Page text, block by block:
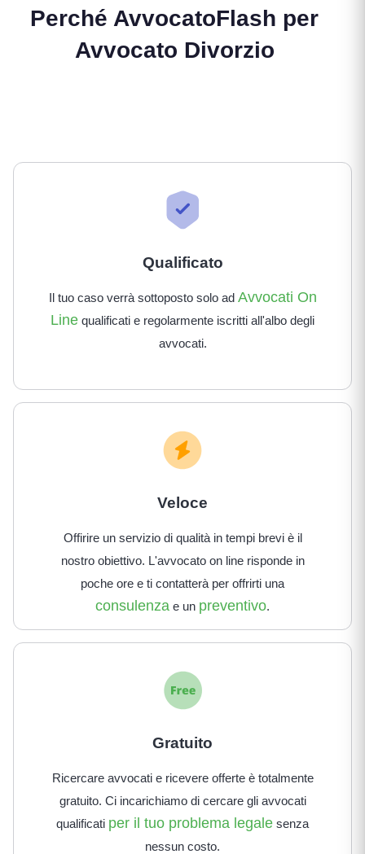
Perché AvvocatoFlash per
Avvocato Divorzio
Qualificato
Il tuo caso verrà sottoposto solo ad Avvocati On
Line qualificati e regolarmente iscritti all'albo degli
avvocati.
Veloce
Offirire un servizio di qualità in tempi brevi è il
nostro obiettivo. L'avvocato on line risponde in
poche ore e ti contatterà per offrirti una
consulenza e un preventivo.
Gratuito
Ricercare avvocati e ricevere offerte è totalmente
gratuito. Ci incarichiamo di cercare gli avvocati
qualificati per il tuo problema legale senza
nessun costo.